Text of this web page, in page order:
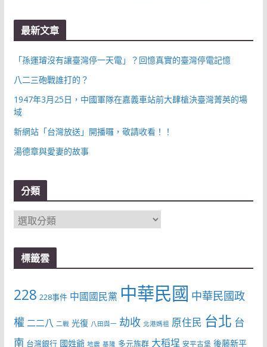
最新文章
「孫運璿沒有讓臺灣停一天電」？回憶真實的臺灣停電記憶
八二三砲戰誰打的？
1947年3月25日，中國軍隊在嘉義車站前大肆槍決臺灣菁英的場
域
新網站「台灣放送」開播囉，敬請收看！！
湯德章與愛妻的故事
分類
分
類
標籤雲
228 228事件 中國國民黨 中華民國 中華民國政
權 二二八 二戰 光復 八田與一 劫收 北港媽祖 原住民 台北 台
南 台灣銀行 國姓爺 地震 基隆 多元族群 大稻埕 安平古堡 後藤新平